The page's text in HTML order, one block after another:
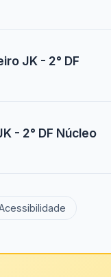
JK - 2° DF
- 2° DF Núcleo